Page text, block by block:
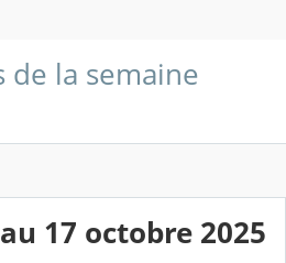
de la semaine
17 octobre 2025